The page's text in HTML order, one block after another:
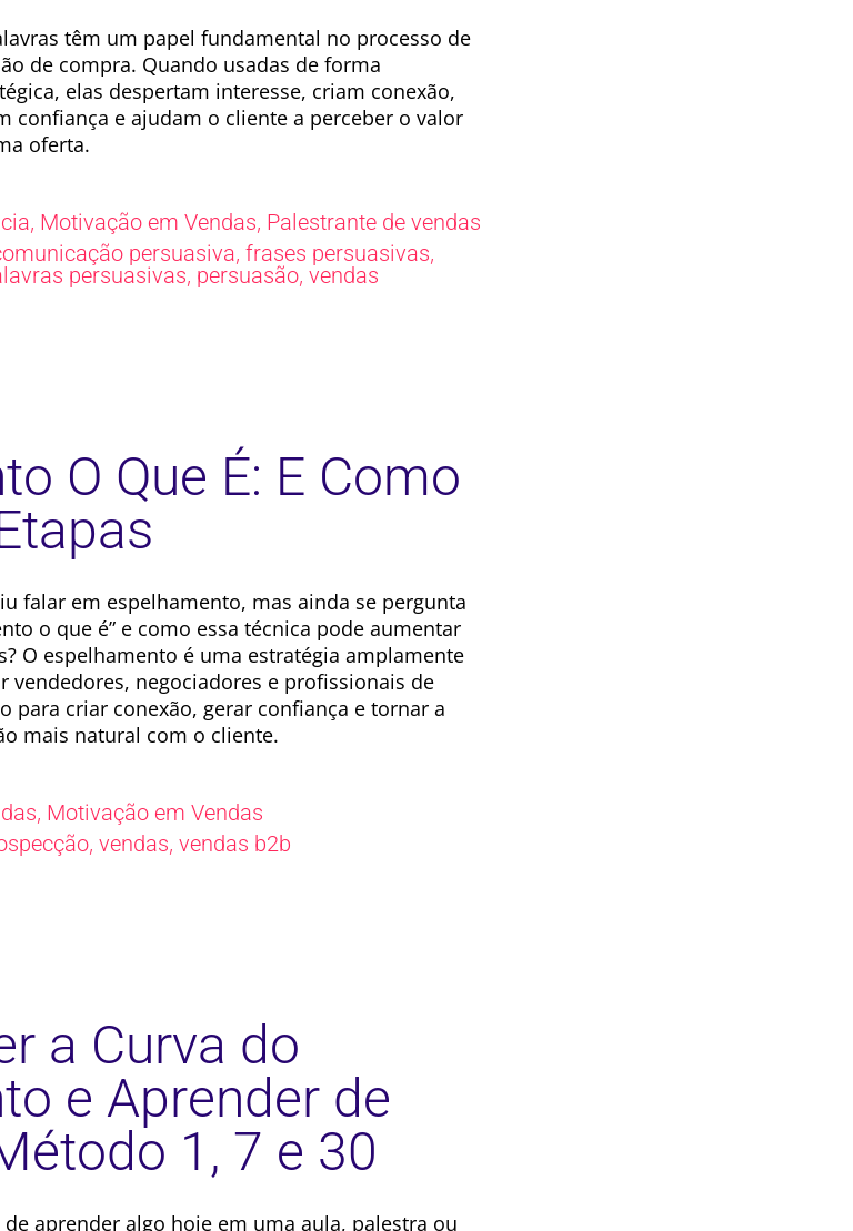
têm um papel fundamental no processo de
de compra. Quando usadas de forma
elas despertam interesse, criam conexão,
confiança e ajudam o cliente a perceber o valor
oferta.
, Motivação em Vendas, Palestrante de vendas
persuasiva, frases persuasivas,
persuasivas, persuasão, vendas
O Que É: E Como
falar em espelhamento, mas ainda se pergunta
o que é” e como essa técnica pode aumentar
O espelhamento é uma estratégia amplamente
vendedores, negociadores e profissionais de
para criar conexão, gerar confiança e tornar a
mais natural com o cliente.
, Motivação em Vendas
, vendas, vendas b2b
a Curva do
e Aprender de
1, 7 e 30
aprender algo hoje em uma aula, palestra ou